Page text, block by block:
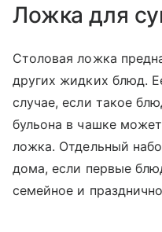
Ложка для
Столовая ложка
других жидких блюд.
случае, если такое
бульона в чашке
ложка. Отдельный
дома, если первые
семейное и